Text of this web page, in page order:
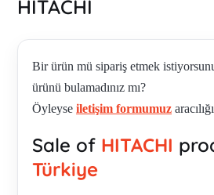
HITACHI
Bir ürün mü sipariş etmek
ürünü bulamadınız mı?
Öyleyse iletişim formumuz
Sale of HITACHI
Türkiye